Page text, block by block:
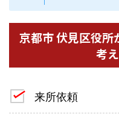
京都市 伏見区役
考
来所依頼